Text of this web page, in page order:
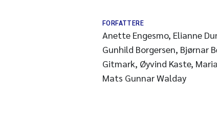
FORFATTERE
Anette Engesmo, Elianne
Gunhild Borgersen, Bjørnar
Gitmark, Øyvind Kaste,
Mats Gunnar Walday